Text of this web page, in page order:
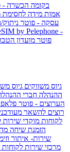
בקומה הכשרה -
אמות מידה
עסקה - פוטר
by Pelephone -
פוטר מועדון
גיוס משווקים גיוס
ההנהלה חברי
הערוצים - פוטר
רוצים להשאר
לקוחות מוקדי שירות
הזמנת שיחה
שירות- איתור
מרכזי שירות